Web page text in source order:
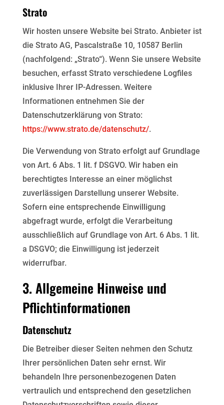
Strato
Wir hosten unsere Website bei Strato. Anbieter ist
die Strato AG, Pascalstraße 10, 10587 Berlin
(nachfolgend: „Strato“). Wenn Sie unsere Website
besuchen, erfasst Strato verschiedene Logfiles
inklusive Ihrer IP-Adressen. Weitere
Informationen entnehmen Sie der
Datenschutzerklärung von Strato:
https://www.strato.de/datenschutz/.
Die Verwendung von Strato erfolgt auf Grundlage
von Art. 6 Abs. 1 lit. f DSGVO. Wir haben ein
berechtigtes Interesse an einer möglichst
zuverlässigen Darstellung unserer Website.
Sofern eine entsprechende Einwilligung
abgefragt wurde, erfolgt die Verarbeitung
ausschließlich auf Grundlage von Art. 6 Abs. 1 lit.
a DSGVO; die Einwilligung ist jederzeit
widerrufbar.
3. Allgemeine Hinweise und
Pflichtinformationen
Datenschutz
Die Betreiber dieser Seiten nehmen den Schutz
Ihrer persönlichen Daten sehr ernst. Wir
behandeln Ihre personenbezogenen Daten
vertraulich und entsprechend den gesetzlichen